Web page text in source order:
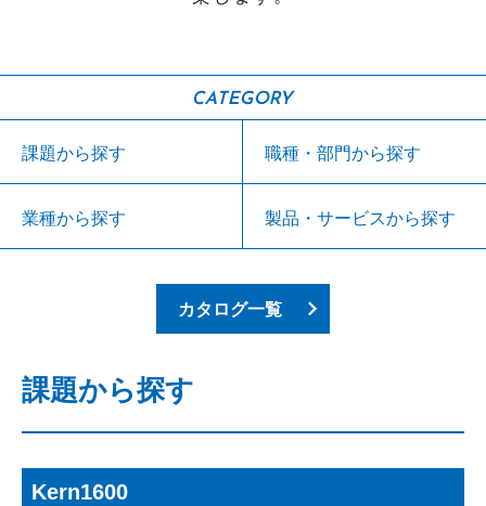
CATEGORY
課題から探す 職種・部門から探す
業種から探す 製品・サービスから探す
カタログ一覧
課題から探す
Kern1600